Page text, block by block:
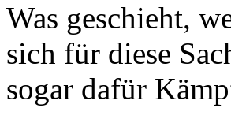
Was geschieht,
sich für diese
sogar dafür